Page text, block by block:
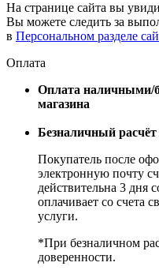
На странице сайта вы
Вы можете следить за
в Персональном разделе
Оплата
Оплата наличными/
магазина
Безналичный
Покупатель после
электронную почту
действительна 3 дня
оплачивает со счета
услуги.
*При безналичном
доверенности.